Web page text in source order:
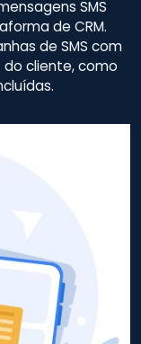
SMS
de CRM.
de SMS com
cliente, como